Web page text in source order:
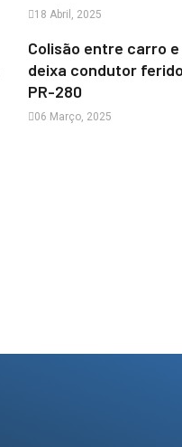
18 Abril, 2025
Colisão entre carro
deixa condutor
PR-280
06 Março, 2025